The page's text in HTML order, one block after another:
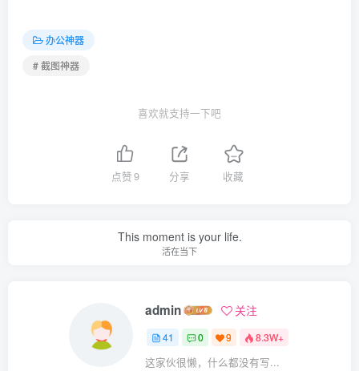
办公神器
# 截图神器
喜欢就支持一下吧
点赞9 分享 收藏
This moment is your life.
活在当下
admin 关注
41 0 9 8.3W+
这家伙很懒，什么都没有写...